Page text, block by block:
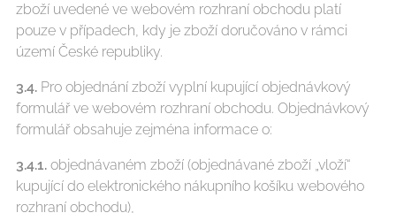
zboží uvedené ve webovém rozhraní obchodu platí
pouze v případech, kdy je zboží doručováno v rámci
území České republiky.
3.4. Pro objednání zboží vyplní kupující objednávkový
formulář ve webovém rozhraní obchodu. Objednávkový
formulář obsahuje zejména informace o:
3.4.1. objednávaném zboží (objednávané zboží „vloží“
kupující do elektronického nákupního košíku webového
rozhraní obchodu),